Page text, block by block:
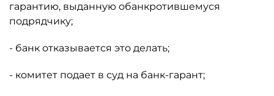
гарантию, выданную обанкротившемуся
подрядчику;
- банк отказывается это делать;
- комитет подает в суд на банк-гарант;